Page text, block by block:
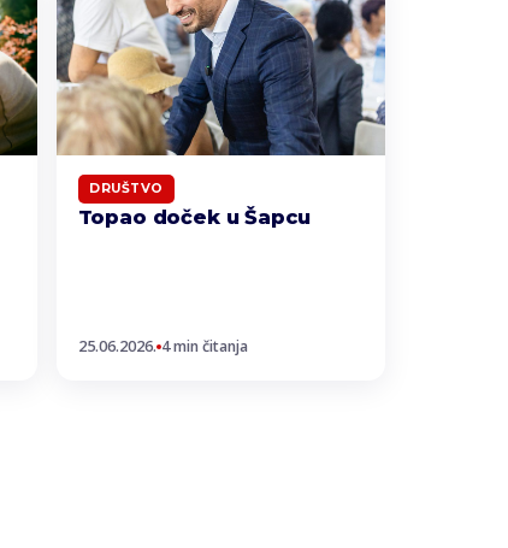
DRUŠTVO
Topao doček u Šapcu
25.06.2026. 4 min čitanja